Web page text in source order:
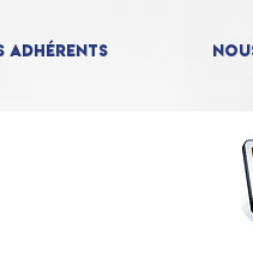
Adhérents